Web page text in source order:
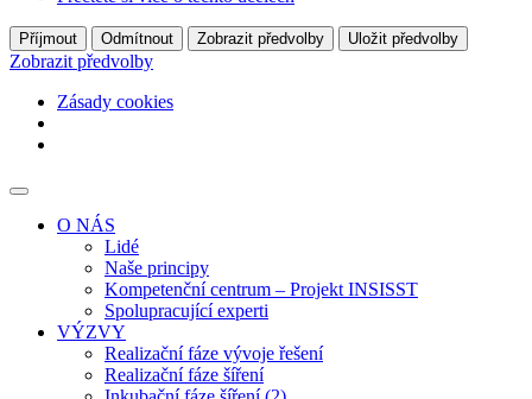
Příjmout Odmítnout Zobrazit předvolby Uložit předvolby
Zobrazit předvolby
Zásady cookies
O NÁS
Lidé
Naše principy
Kompetenční centrum – Projekt INSISST
Spolupracující experti
VÝZVY
Realizační fáze vývoje řešení
Realizační fáze šíření